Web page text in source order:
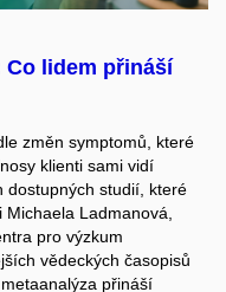
Co lidem přináší
změn symptomů, které
klienti sami vidí
dostupných studií, které
Ladmanová,
pro výzkum
vědeckých časopisů
přináší